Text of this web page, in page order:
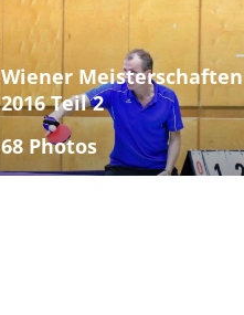
Wiener Meisterschaften
2016 Teil 2
68 Photos